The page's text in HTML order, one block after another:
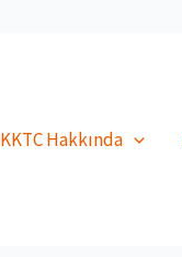
KKTC Hakkında